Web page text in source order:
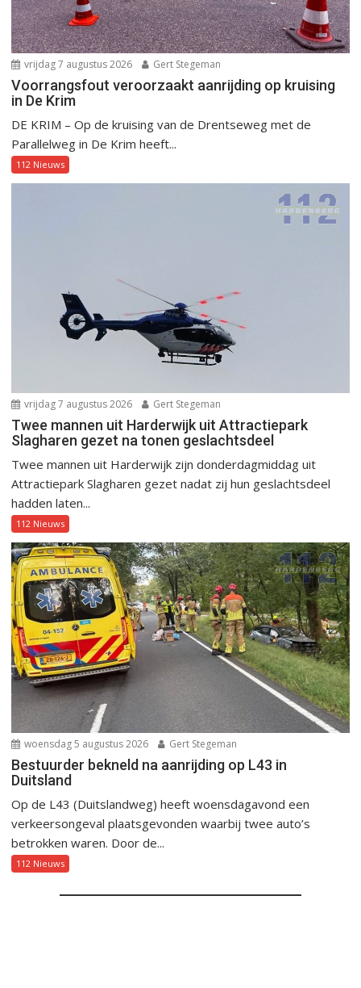
vrijdag 7 augustus 2026 Gert Stegeman
Voorrangsfout veroorzaakt aanrijding op kruising
in De Krim
DE KRIM – Op de kruising van de Drentseweg met de
Parallelweg in De Krim heeft...
112 Nieuws
vrijdag 7 augustus 2026 Gert Stegeman
Twee mannen uit Harderwijk uit Attractiepark
Slagharen gezet na tonen geslachtsdeel
Twee mannen uit Harderwijk zijn donderdagmiddag uit
Attractiepark Slagharen gezet nadat zij hun geslachtsdeel
hadden laten...
112 Nieuws
woensdag 5 augustus 2026 Gert Stegeman
Bestuurder bekneld na aanrijding op L43 in
Duitsland
Op de L43 (Duitslandweg) heeft woensdagavond een
verkeersongeval plaatsgevonden waarbij twee auto’s
betrokken waren. Door de...
112 Nieuws